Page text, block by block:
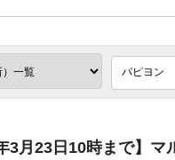
3月23日10時まで】